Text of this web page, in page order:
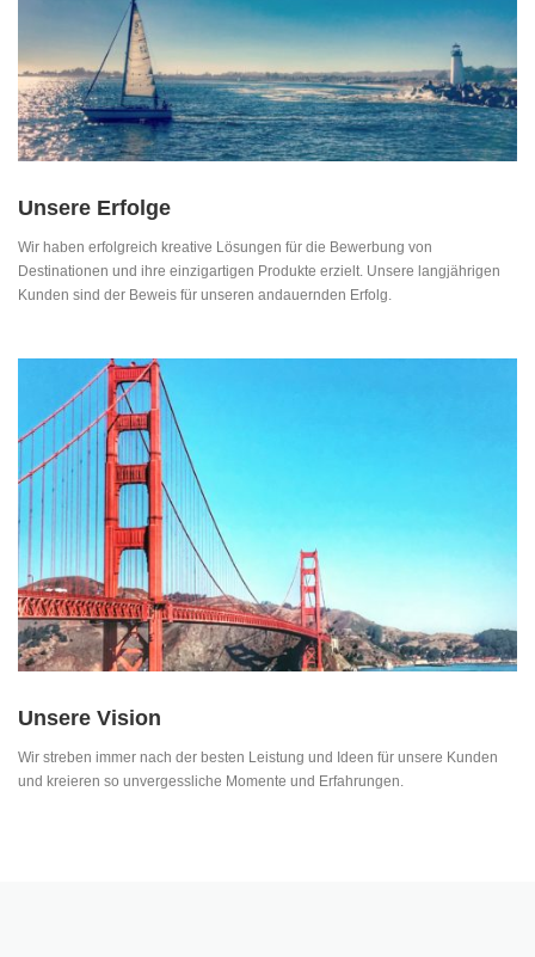
Unsere Erfolge
Wir haben erfolgreich kreative Lösungen für die Bewerbung von
Destinationen und ihre einzigartigen Produkte erzielt. Unsere langjährigen
Kunden sind der Beweis für unseren andauernden Erfolg.
Unsere Vision
Wir streben immer nach der besten Leistung und Ideen für unsere Kunden
und kreieren so unvergessliche Momente und Erfahrungen.